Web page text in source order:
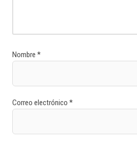
Nombre *
Correo electrónico *